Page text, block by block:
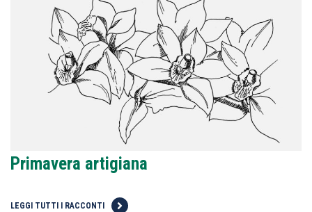
Primavera artigiana
LEGGI TUTTI I RACCONTI